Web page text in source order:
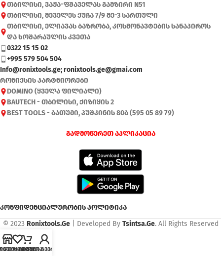
თბილისი, ვაჟა-ფშაველას გამზირი N51
თბილისი, მეველეს ქუჩა 7/9 მე-3 სართული
თბილისი, ელიავას ბაზრობა, კოსმონავტების სანაპიროს
და ხოშარაულის კვეთა
0322 15 15 02
+995 579 504 504
Info@ronixtools.ge; ronixtools.ge@gmai.com
რონიქსის პარტნიორები
DOMINO (ყველა ფილიალი)
BAUTECH - თბილისი, ქიზიყის 2
BEST TOOLS - ბათუმი, პუშკინის 80ბ (595 05 89 79)
გადმოწერეთ აპლიკაცია
კონფიდენციალურობის პოლიტიკა
© 2023 Ronixtools.Ge| Developed By Tsintsa.Ge. All Rights Reserved
კალათა
ჩემი გვერდი